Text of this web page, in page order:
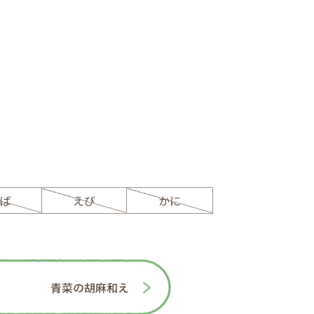
えび かに
青菜の胡麻和え